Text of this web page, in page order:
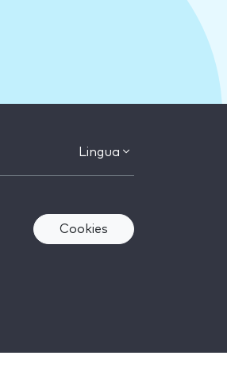
Lingua
Cookies